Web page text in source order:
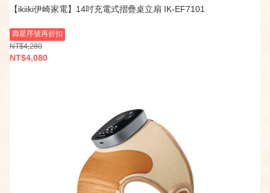
【ikiiki伊崎家電】14吋充電式摺疊桌立扇 IK-EF7101
壽星序號再折扣
NT$4,280
NT$4,080